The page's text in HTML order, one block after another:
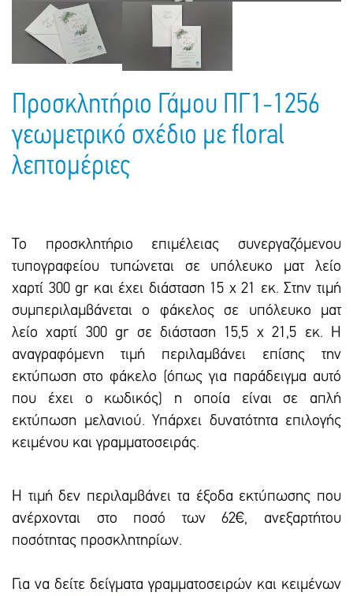
Πακέτα Δώρων
Σακούλες
Τσάντες - Ποδιές - Ομπρέλες
Βιβλία
Παιδικό Πάρτι
Ημερολόγια - Ατζέντες
Γραφική Ύλη
Τετράδια - Φάκελοι
Μπλοκ Ζωγραφικής
Προσκλητήριο Γάμου ΠΓ1-1256
γεωμετρικό σχέδιο με floral
λεπτομέριες
Το προσκλητήριο επιμέλειας συνεργαζόμενου
τυπογραφείου τυπώνεται σε υπόλευκο ματ λείο
χαρτί 300 gr και έxει διάσταση 15 x 21 εκ. Στην τιμή
συμπεριλαμβάνεται ο φάκελος σε υπόλευκο ματ
λείο χαρτί 300 gr σε διάσταση 15,5 x 21,5 εκ. Η
αναγραφόμενη τιμή περιλαμβάνει επίσης την
εκτύπωση στο φάκελο (όπως για παράδειγμα αυτό
που έχει ο κωδικός) η οποία είναι σε απλή
εκτύπωση μελανιού. Υπάρxει δυνατότητα επιλογής
κειμένου και γραμματοσειράς.
Η τιμή δεν περιλαμβάνει τα έξοδα εκτύπωσης που
ανέρχονται στο ποσό των 62€, ανεξαρτήτου
ποσότητας προσκλητηρίων.
Για να δείτε δείγματα γραμματοσειρών και κειμένων